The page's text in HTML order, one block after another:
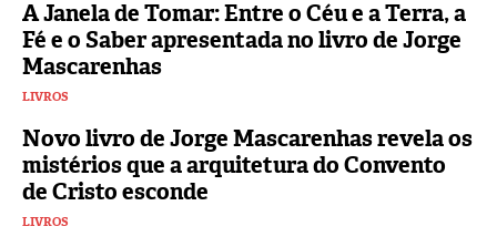
A Janela de Tomar: Entre o Céu e a Terra, a
Fé e o Saber apresentada no livro de Jorge
Mascarenhas
LIVROS
Novo livro de Jorge Mascarenhas revela os
mistérios que a arquitetura do Convento
de Cristo esconde
LIVROS